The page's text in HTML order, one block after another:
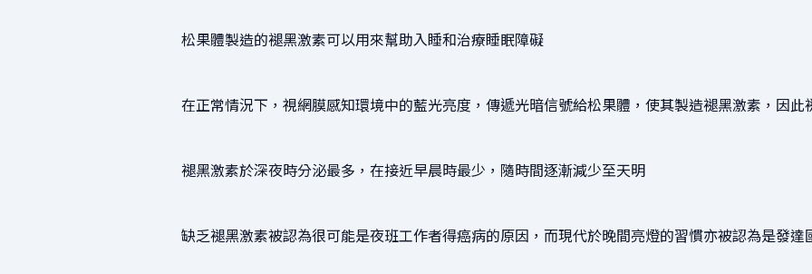
松果體製造的褪黑激素可以用來幫助入睡和治療睡眠障礙
在正常情況下，視網膜感知環境中的藍光亮度，傳遞光暗信號給松果體，使其製造褪黑激素，因此
褪黑激素於深夜時分泌最多，在接近早晨時最少，隨時間逐漸減少至天明
缺乏褪黑激素被認為很可能是夜班工作者得癌病的原因，而現代於晚間亮燈的習慣亦被認為是發